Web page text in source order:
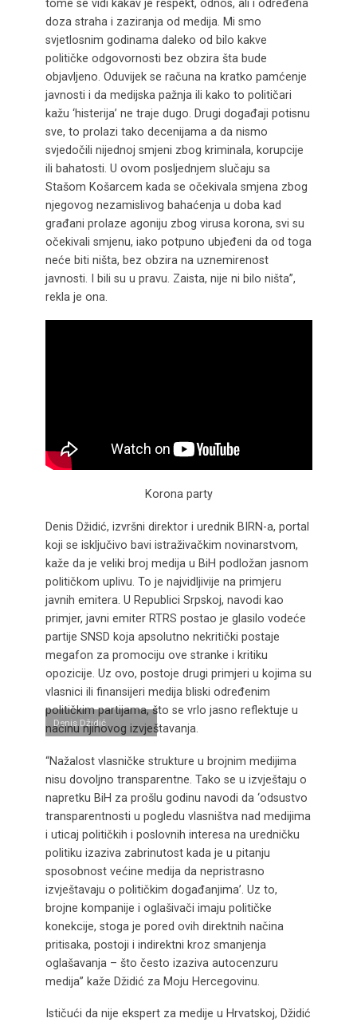
tome se vidi kakav je respekt, odnos, ali i određena
doza straha i zaziranja od medija. Mi smo
svjetlosnim godinama daleko od bilo kakve
političke odgovornosti bez obzira šta bude
objavljeno. Oduvijek se računa na kratko pamćenje
javnosti i da medijska pažnja ili kako to političari
kažu ‘histerija’ ne traje dugo. Drugi događaji potisnu
sve, to prolazi tako decenijama a da nismo
svjedočili nijednoj smjeni zbog kriminala, korupcije
ili bahatosti. U ovom posljednjem slučaju sa
Stašom Košarcem kada se očekivala smjena zbog
njegovog nezamislivog bahaćenja u doba kad
građani prolaze agoniju zbog virusa korona, svi su
očekivali smjenu, iako potpuno ubjeđeni da od toga
neće biti ništa, bez obzira na uznemirenost
javnosti. I bili su u pravu. Zaista, nije ni bilo ništa”,
rekla je ona.
Korona party
Denis Džidić, izvršni direktor i urednik BIRN-a, portal
koji se isključivo bavi istraživačkim novinarstvom,
kaže da je veliki broj medija u BiH podložan jasnom
političkom uplivu. To je najvidljivije na primjeru
javnih emitera. U Republici Srpskoj, navodi kao
primjer, javni emiter RTRS postao je glasilo vodeće
partije SNSD koja apsolutno nekritički postaje
megafon za promociju ove stranke i kritiku
opozicije. Uz ovo, postoje drugi primjeri u kojima su
vlasnici ili finansijeri medija bliski određenim
političkim partijama, što se vrlo jasno reflektuje u
načinu njihovog izvještavanja.
Denis Džidić
“Nažalost vlasničke strukture u brojnim medijima
nisu dovoljno transparentne. Tako se u izvještaju o
napretku BiH za prošlu godinu navodi da ‘odsustvo
transparentnosti u pogledu vlasništva nad medijima
i uticaj političkih i poslovnih interesa na uredničku
politiku izaziva zabrinutost kada je u pitanju
sposobnost većine medija da nepristrasno
izvještavaju o političkim događanjima’. Uz to,
brojne kompanije i oglašivači imaju političke
konekcije, stoga je pored ovih direktnih načina
pritisaka, postoji i indirektni kroz smanjenja
oglašavanja – što često izaziva autocenzuru
medija” kaže Džidić za Moju Hercegovinu.
Ističući da nije ekspert za medije u Hrvatskoj, Džidić